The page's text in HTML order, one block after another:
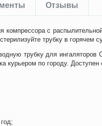
Отзывы
компрессора с
трубку в горячем
трубку для
курьером по городу. Доступен